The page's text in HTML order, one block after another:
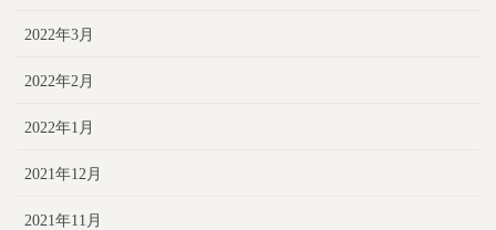
2022年3月
2022年2月
2022年1月
2021年12月
2021年11月